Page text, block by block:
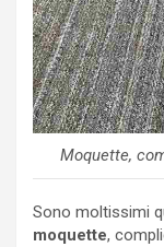
Moquette,
Sono moltissimi
moquette,